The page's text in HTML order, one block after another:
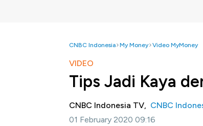
CNBC Indonesia My Money Video MyMoney
VIDEO
Tips Jadi Kaya
CNBC Indonesia TV, CNBC
01 February 2020 09:16